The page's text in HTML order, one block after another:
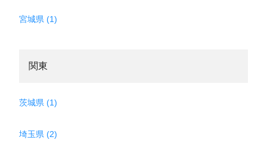
宮城県 (1)
関東
茨城県 (1)
埼玉県 (2)